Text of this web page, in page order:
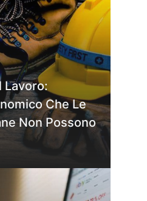
Lavoro:
Che Le
Non Possono